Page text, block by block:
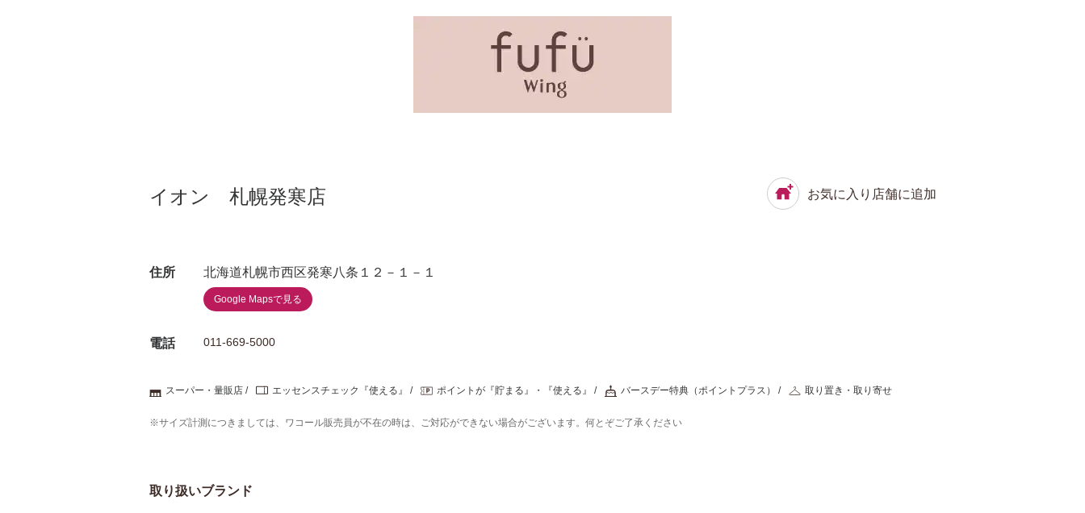
イオン 札幌発寒店 お気に入り店舗に追加
住所 北海道札幌市西区発寒八条１２－１－１
Google Mapsで見る
電話 011-669-5000
スーパー・量販店 エッセンスチェック『使える』 ポイントが『貯まる』・『使える』 バースデー特典（ポイントプラス） 取り置き・取り寄せ
※サイズ計測につきましては、ワコール販売員が不在の時は、ご対応ができない場合がございます。何とぞご了承ください
取り扱いブランド